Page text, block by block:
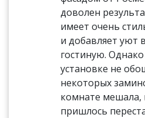
доволен
имеет очень
и добавляет уют
гостиную.
установке не
некоторых
комнате мешала,
пришлось